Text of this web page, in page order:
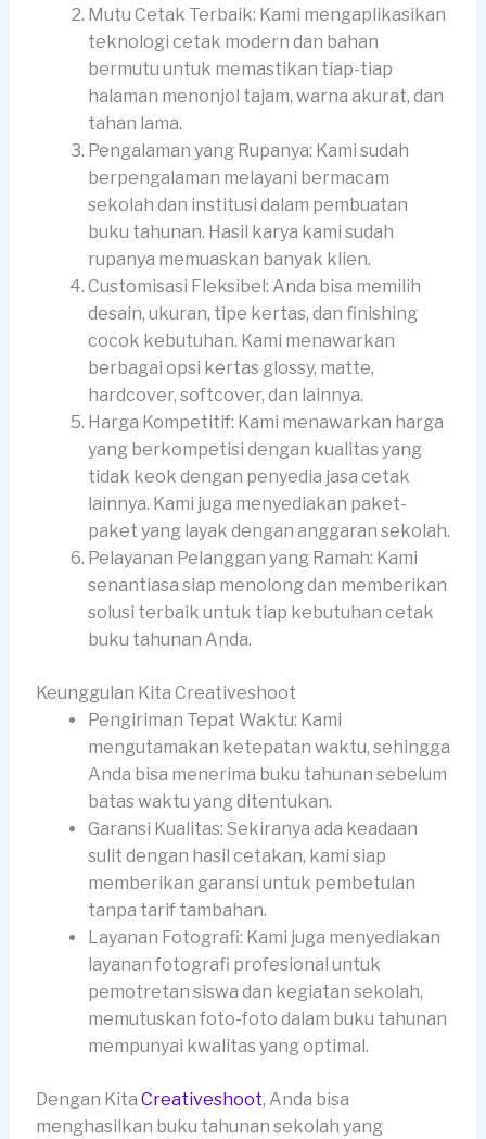
Mutu Cetak Terbaik: Kami mengaplikasikan
teknologi cetak modern dan bahan
bermutu untuk memastikan tiap-tiap
halaman menonjol tajam, warna akurat, dan
tahan lama.
Pengalaman yang Rupanya: Kami sudah
berpengalaman melayani bermacam
sekolah dan institusi dalam pembuatan
buku tahunan. Hasil karya kami sudah
rupanya memuaskan banyak klien.
Customisasi Fleksibel: Anda bisa memilih
desain, ukuran, tipe kertas, dan finishing
cocok kebutuhan. Kami menawarkan
berbagai opsi kertas glossy, matte,
hardcover, softcover, dan lainnya.
Harga Kompetitif: Kami menawarkan harga
yang berkompetisi dengan kualitas yang
tidak keok dengan penyedia jasa cetak
lainnya. Kami juga menyediakan paket-
paket yang layak dengan anggaran sekolah.
Pelayanan Pelanggan yang Ramah: Kami
senantiasa siap menolong dan memberikan
solusi terbaik untuk tiap kebutuhan cetak
buku tahunan Anda.
Keunggulan Kita Creativeshoot
Pengiriman Tepat Waktu: Kami
mengutamakan ketepatan waktu, sehingga
Anda bisa menerima buku tahunan sebelum
batas waktu yang ditentukan.
Garansi Kualitas: Sekiranya ada keadaan
sulit dengan hasil cetakan, kami siap
memberikan garansi untuk pembetulan
tanpa tarif tambahan.
Layanan Fotografi: Kami juga menyediakan
layanan fotografi profesional untuk
pemotretan siswa dan kegiatan sekolah,
memutuskan foto-foto dalam buku tahunan
mempunyai kwalitas yang optimal.
Dengan Kita Creativeshoot, Anda bisa
menghasilkan buku tahunan sekolah yang